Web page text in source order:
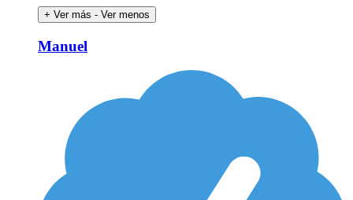
+ Ver más - Ver menos
Manuel